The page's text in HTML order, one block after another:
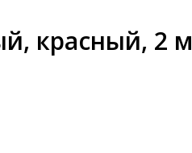
красный, 2 м